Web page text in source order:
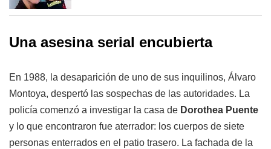
Una asesina serial encubierta
En 1988, la desaparición de uno de sus inquilinos, Álvaro
Montoya, despertó las sospechas de las autoridades. La
policía comenzó a investigar la casa de Dorothea Puente
y lo que encontraron fue aterrador: los cuerpos de siete
personas enterrados en el patio trasero. La fachada de la